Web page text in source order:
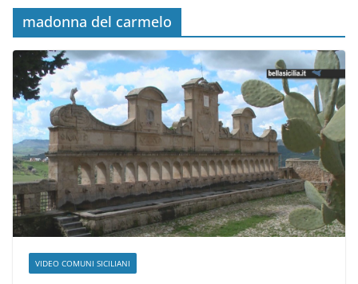
madonna del carmelo
VIDEO COMUNI SICILIANI